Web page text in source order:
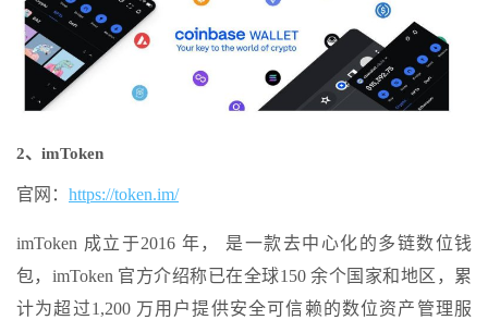
2、imToken
官网： https://token.im/
imToken 成立于2016 年， 是一款去中心化的多链数位钱
包，imToken 官方介绍称已在全球150 余个国家和地区，累
计为超过1,200 万用户提供安全可信赖的数位资产管理服